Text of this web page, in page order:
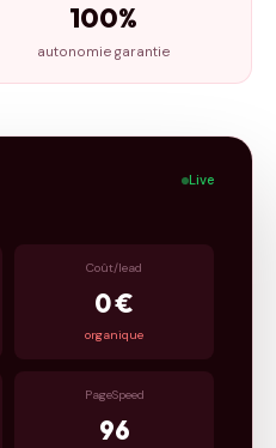
100%
autonomie garantie
Live
Coût/lead
0 €
organique
PageSpeed
96